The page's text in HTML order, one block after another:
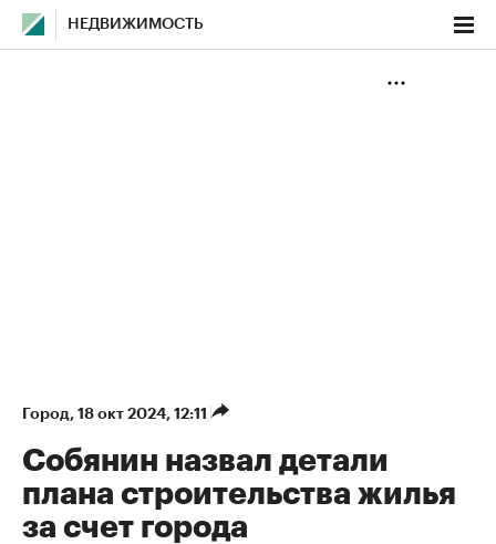
НЕДВИЖИМОСТЬ
Город⁠, 18 окт 2024, 12:11
Собянин назвал детали
плана строительства жилья
за счет города